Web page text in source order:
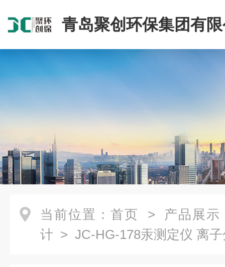
青岛聚创环保集团有
当前位置： 首页 > 产品展示
计 > JC-HG-178汞测定仪 离